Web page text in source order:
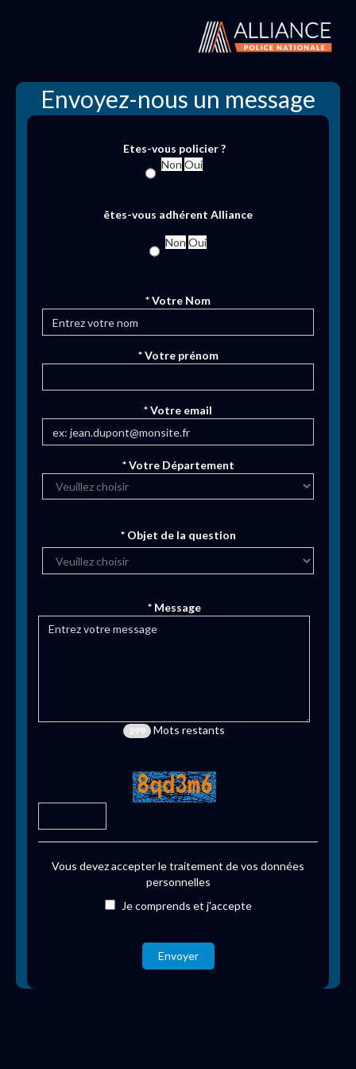
Envoyez-nous un message
Etes-vous policier ?
Non Oui
êtes-vous adhérent Alliance
Non Oui
* Votre Nom
* Votre prénom
* Votre email
* Votre Département
* Objet de la question
* Message
299 Mots restants
Vous devez accepter le traitement de vos données
personnelles
Je comprends et j'accepte
Envoyer